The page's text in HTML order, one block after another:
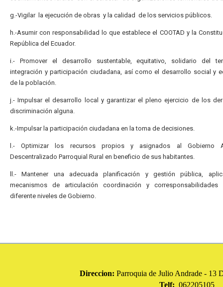
g.-Vigilar la ejecución de obras y la calidad de los servicios públicos.
h.-Asumir con responsabilidad lo que establece el COOTAD y la
República del Ecuador.
i.- Promover el desarrollo sustentable, equitativo, solidario del
integración y participación ciudadana, así como el desarrollo social y
de la población.
j.- Impulsar el desarrollo local y garantizar el pleno ejercicio de los
discriminación alguna.
k.-Impulsar la participación ciudadana en la toma de decisiones.
l.- Optimizar los recursos propios y asignados al Gobierno
Descentralizado Parroquial Rural en beneficio de sus habitantes.
ll.- Mantener una adecuada planificación y gestión pública,
mecanismos de articulación coordinación y corresponsabilidades
diferente niveles de Gobierno.
Direccion: Parroquia de Julio Andrade -
Telf: 062205105